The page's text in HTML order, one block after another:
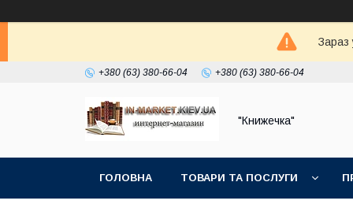
Зараз
+380 (63) 380-66-04 +380 (63) 380-66-04
"Книжечка"
ГОЛОВНА ТОВАРИ ТА ПОСЛУГИ